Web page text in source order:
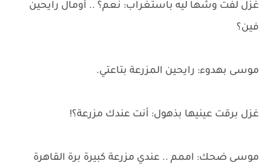
غزل لفت وشها ليه باستغراب: نعم؟ .. أومال رايحين
فين؟
موسى بهدوء: رايحين المزرعة بتاعتي.
غزل برقت عينيها بذهول: أنت عندك مزرعة؟!
موسى ضحك: اممم .. عندي مزرعة كبيرة برة القاهرة